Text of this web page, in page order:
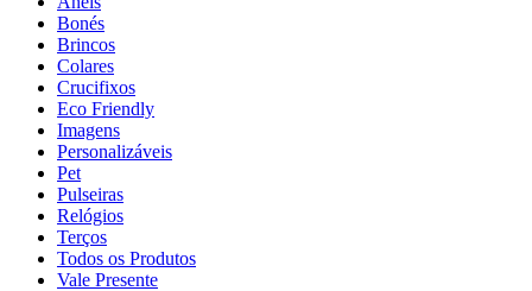
Bonés
Brincos
Colares
Crucifixos
Eco Friendly
Imagens
Personalizáveis
Pet
Pulseiras
Relógios
Terços
Todos os Produtos
Vale Presente